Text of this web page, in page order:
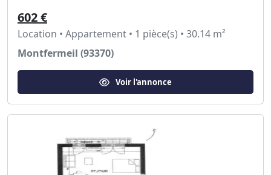
602 €
Location • Appartement • 1 pièce(s) • 30.14 m²
Montfermeil (93370)
Voir l'annonce